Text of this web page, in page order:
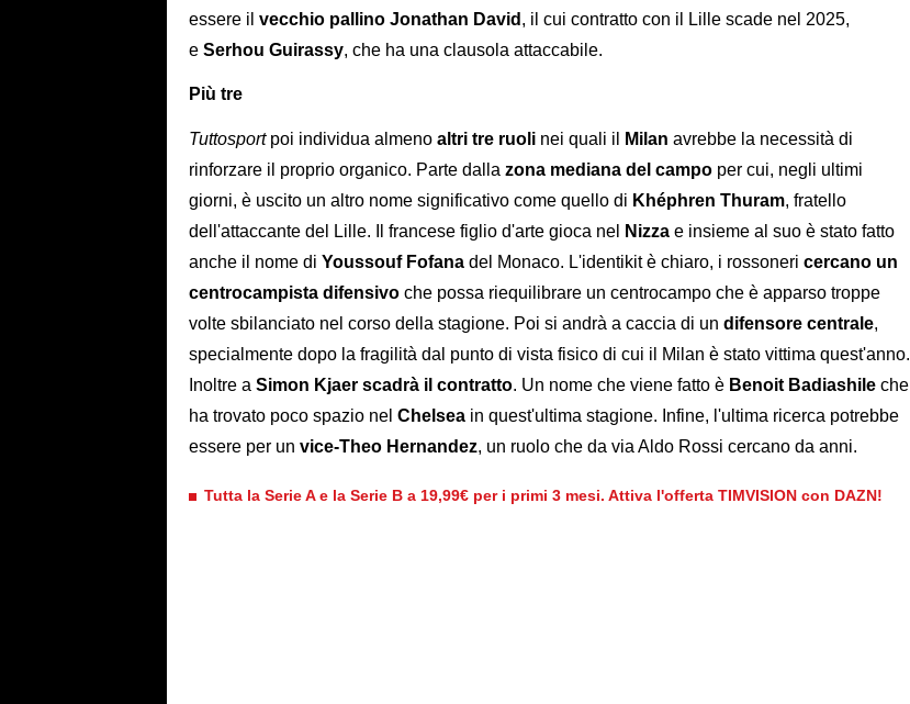
essere il vecchio pallino Jonathan David , il cui contratto con il Lille scade nel 2025,
e Serhou Guirassy, che ha una clausola attaccabile.
Più tre
Tuttosportpoi individua almeno altri tre ruoli nei quali il Milan avrebbe la necessità di
rinforzare il proprio organico. Parte dalla zona mediana del campo per cui, negli ultimi
giorni, è uscito un altro nome significativo come quello di Khéphren Thuram, fratello
dell'attaccante del Lille. Il francese figlio d'arte gioca nel
Nizza e insieme al suo è stato fatto
anche il nome di Youssouf Fofana del Monaco. L'identikit è chiaro, i rossoneri cercano un
centrocampista difensivo che possa riequilibrare un centrocampo che è apparso troppe
volte sbilanciato nel corso della stagione. Poi si andrà a caccia di un difensore centrale,
specialmente dopo la fragilità dal punto di vista fisico di cui il Milan è stato vittima quest'anno.
Inoltre a Simon Kjaer scadrà il contratto. Un nome che viene fatto è Benoit Badiashile che
ha trovato poco spazio nel Chelsea in quest'ultima stagione. Infine, l'ultima ricerca potrebbe
essere per un vice-Theo Hernandez, un ruolo che da via Aldo Rossi cercano da anni.
Tutta la Serie A e la Serie B a 19,99€ per i primi 3 mesi. Attiva l'offerta TIMVISION con DAZN!